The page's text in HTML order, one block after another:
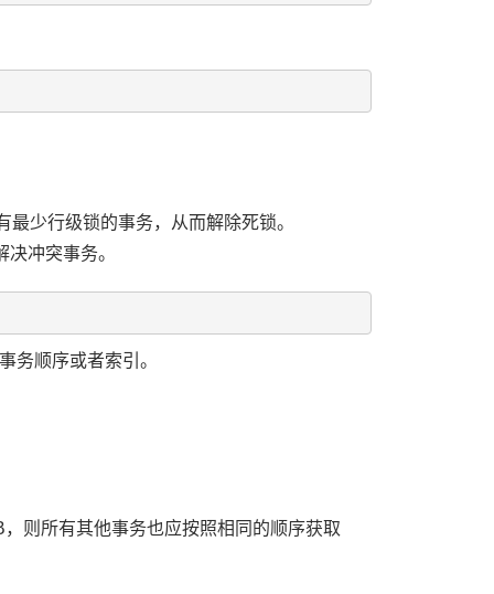
少行级锁的事务，从而解除死锁。
冲突事务。
务顺序或者索引。
则所有其他事务也应按照相同的顺序获取